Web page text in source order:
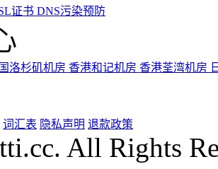
证书 DNS污染预防
洛杉矶机房 香港和记机房 香港荃湾机房
词汇表 隐私声明 退款政策
All Rights